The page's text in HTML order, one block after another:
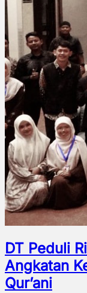
DT Peduli
Angkatan
Qur’ani